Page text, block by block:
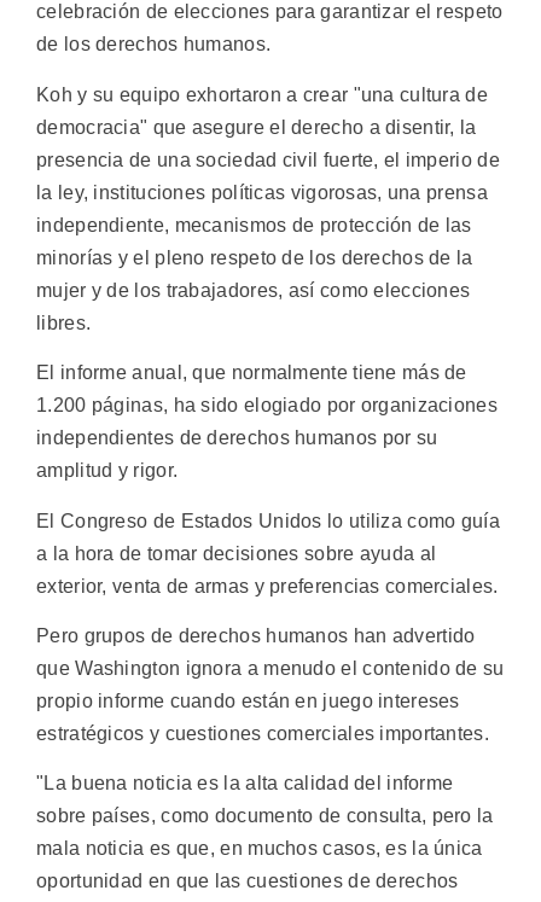
celebración de elecciones para garantizar el respeto
de los derechos humanos.
Koh y su equipo exhortaron a crear "una cultura de
democracia" que asegure el derecho a disentir, la
presencia de una sociedad civil fuerte, el imperio de
la ley, instituciones políticas vigorosas, una prensa
independiente, mecanismos de protección de las
minorías y el pleno respeto de los derechos de la
mujer y de los trabajadores, así como elecciones
libres.
El informe anual, que normalmente tiene más de
1.200 páginas, ha sido elogiado por organizaciones
independientes de derechos humanos por su
amplitud y rigor.
El Congreso de Estados Unidos lo utiliza como guía
a la hora de tomar decisiones sobre ayuda al
exterior, venta de armas y preferencias comerciales.
Pero grupos de derechos humanos han advertido
que Washington ignora a menudo el contenido de su
propio informe cuando están en juego intereses
estratégicos y cuestiones comerciales importantes.
"La buena noticia es la alta calidad del informe
sobre países, como documento de consulta, pero la
mala noticia es que, en muchos casos, es la única
oportunidad en que las cuestiones de derechos